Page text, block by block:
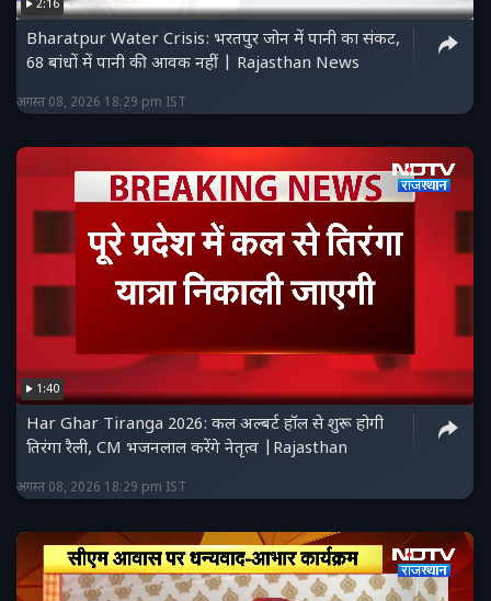
2:16
Bharatpur Water Crisis: भरतपुर जोन में पानी का संकट,
68 बांधों में पानी की आवक नहीं | Rajasthan News
अगस्त 08, 2026 18:29 pm IST
1:40
Har Ghar Tiranga 2026: कल अल्बर्ट हॉल से शुरू होगी
तिरंगा रैली, CM भजनलाल करेंगे नेतृत्व |Rajasthan
अगस्त 08, 2026 18:29 pm IST